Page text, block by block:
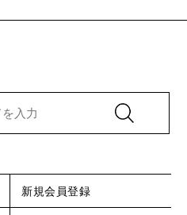
新規会員登録